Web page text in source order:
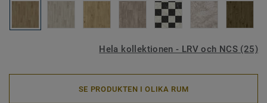
Hela kollektionen - LRV och NCS (25)
SE PRODUKTEN I OLIKA RUM